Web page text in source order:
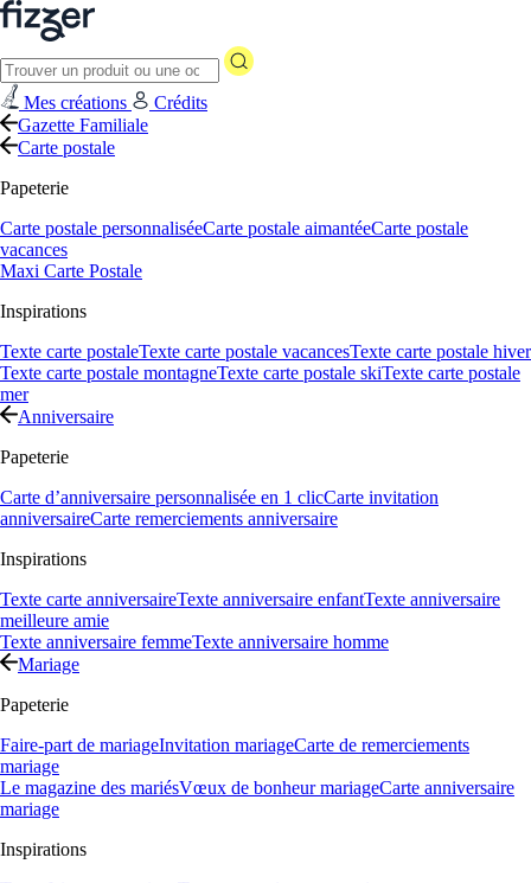
Mes créations
Crédits
Gazette Familiale
Carte postale
Papeterie
Carte postale personnaliséeCarte postale aimantéeCarte postale
vacances
Maxi Carte Postale
Inspirations
Texte carte postaleTexte carte postale vacancesTexte carte postale hiver
Texte carte postale montagneTexte carte postale skiTexte carte postale
mer
Anniversaire
Papeterie
Carte d’anniversaire personnalisée en 1 clicCarte invitation
anniversaireCarte remerciements anniversaire
Inspirations
Texte carte anniversaireTexte anniversaire enfantTexte anniversaire
meilleure amie
Texte anniversaire femmeTexte anniversaire homme
Mariage
Papeterie
Faire-part de mariageInvitation mariageCarte de remerciements
mariage
Le magazine des mariésVœux de bonheur mariageCarte anniversaire
mariage
Inspirations